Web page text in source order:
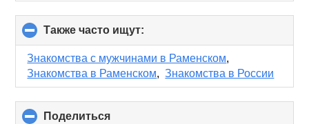
Также часто ищут:
to
collapse
contents
Знакомства с мужчинами в Раменском,
Знакомства в Раменском,Знакомства в России
Поделиться